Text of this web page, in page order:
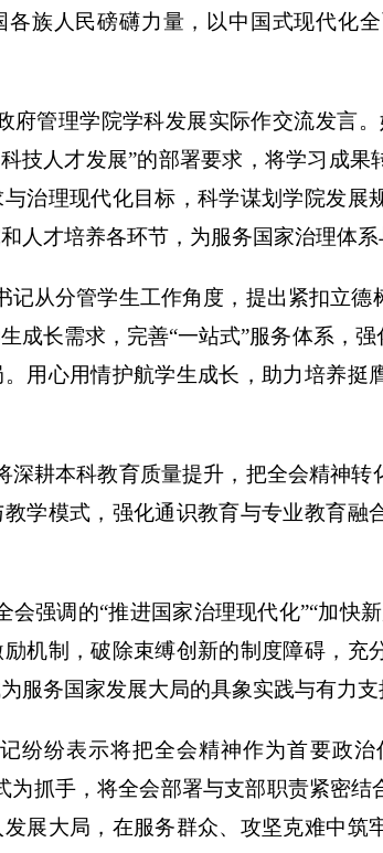
各族人民磅礴力量，以中国式现代化
府管理学院学科发展实际作交流发言。
技人才发展”的部署要求，将学习成果
治理现代化目标，科学谋划学院发展
人才培养各环节，为服务国家治理体
记从分管学生工作角度，提出紧扣立
成长需求，完善“一站式”服务体系，
用心用情护航学生成长，助力培养挺
深耕本科教育质量提升，把全会精神
学模式，强化通识教育与专业教育融
会强调的“推进国家治理现代化”“加快
机制，破除束缚创新的制度障碍，充
服务国家发展大局的具象实践与有力支
纷纷表示将把全会精神作为首要政治
为抓手，将全会部署与支部职责紧密结
展大局，在服务群众、攻坚克难中筑